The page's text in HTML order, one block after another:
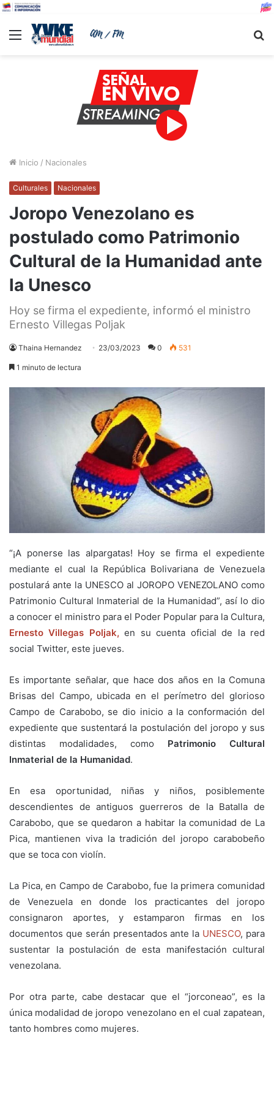
Menu
Inicio / Nacionales
Culturales Nacionales
Joropo Venezolano es
postulado como Patrimonio
Cultural de la Humanidad ante
la Unesco
Hoy se firma el expediente, informó el ministro
Ernesto Villegas Poljak
Thaina Hernandez 23/03/2023 0 531
1 minuto de lectura
“¡A ponerse las alpargatas! Hoy se firma el expediente
mediante el cual la República Bolivariana de Venezuela
postulará ante la UNESCO al JOROPO VENEZOLANO como
Patrimonio Cultural Inmaterial de la Humanidad”, así lo dio
a conocer el ministro para el Poder Popular para la Cultura,
Ernesto Villegas Poljak, en su cuenta oficial de la red
social Twitter, este jueves.
Es importante señalar, que hace dos años en la Comuna
Brisas del Campo, ubicada en el perímetro del glorioso
Campo de Carabobo, se dio inicio a la conformación del
expediente que sustentará la postulación del joropo y sus
distintas modalidades, como Patrimonio Cultural
Inmaterial de la Humanidad.
En esa oportunidad, niñas y niños, posiblemente
descendientes de antiguos guerreros de la Batalla de
Carabobo, que se quedaron a habitar la comunidad de La
Pica, mantienen viva la tradición del joropo carabobeño
que se toca con violín.
La Pica, en Campo de Carabobo, fue la primera comunidad
de Venezuela en donde los practicantes del joropo
consignaron aportes, y estamparon firmas en los
documentos que serán presentados ante la UNESCO, para
sustentar la postulación de esta manifestación cultural
venezolana.
Por otra parte, cabe destacar que el “jorconeao”, es la
única modalidad de joropo venezolano en el cual zapatean,
tanto hombres como mujeres.